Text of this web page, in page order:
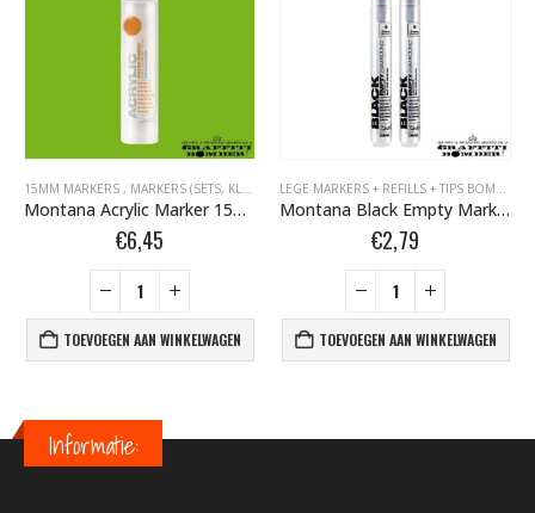
ACRYLIC MARKERS BOMBER.NL
,MARKERS BOMBER.NL,MONTANA ACRYLIC MARKERS BOMBER.NL
15MM MARKERS , MARKERS (SETS, KLEUR, EMPTY) ,MARKERS BOMBER.NL,MONTANA
Montana Acrylic Marker 15mm S6000 Green Light 323348
€6,45
TOEVOEGEN AAN WINKELWAGEN
Montana Black Empty Marker 2mm Round 313172
€2,79
TOEVOEGEN AAN WINKELWAGEN
Informatie: